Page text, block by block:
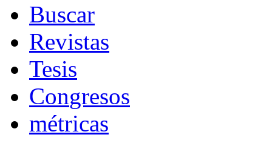
Buscar
Revistas
Tesis
Congresos
métricas